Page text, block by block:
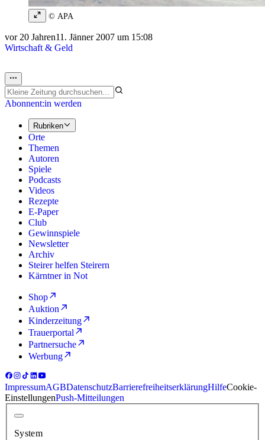
© APA
vor 20 Jahren11. Jänner 2007 um 15:08
Wirtschaft & Geld
Abonnent:in werden
Rubriken
Orte
Themen
Autoren
Spiele
Podcasts
Videos
Rezepte
E-Paper
Club
Gewinnspiele
Newsletter
Archiv
Steirer helfen Steirern
Kärntner in Not
Shop
Auktion
Kinderzeitung
Trauerportal
Partnersuche
Werbung
ImpressumAGBDatenschutzBarrierefreiheitserklärungHilfeCookie-
EinstellungenPush-Mitteilungen
System